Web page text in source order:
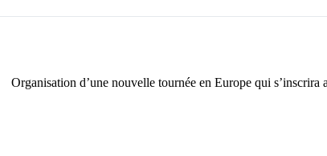
Organisation d’une nouvelle tournée en Europe qui